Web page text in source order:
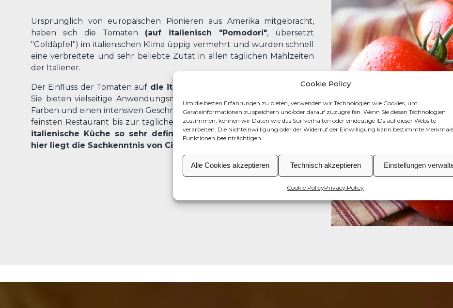
Cookie Policy
Um die besten Erfahrungen zu bieten, verwenden wir Technologien wie Cookies, um
Geräteinformationen zu speichern und/oder darauf zuzugreifen. Wenn Sie diesen Technologien
zustimmen, können wir Daten wie das Surfverhalten oder eindeutige IDs auf dieser Website
verarbeiten. Die Nichteinwilligung oder der Widerruf der Einwilligung kann bestimmte
Funktionen beeinträchtigen.
Alle Cookies akzeptieren Technisch akzeptieren Einstellungen
Cookie PolicyPrivacy Policy
Ursprünglich von europäischen Pionieren aus Amerika mitgebracht,
haben sich die Tomaten (auf italienisch "Pomodori", übersetzt
"Goldäpfel") im italienischen Klima üppig vermehrt und wurden schnell
eine verbreitete und sehr beliebte Zutat in allen täglichen Mahlzeiten
der Italiener.
Der Einfluss der Tomaten auf die italienische Küche ist außer Frage.
Sie bieten vielseitige Anwendungsmöglichkeiten und bringen kräftige
Farben und einen intensiven Geschmack in viele beliebte Gerichte - vom
feinsten Restaurant bis zur täglichen Mahlzeit -kein Produkt hat die
italienische Küche so sehr definiert wie die Tomate und genau
hier liegt die Sachkenntnis von Cirio.